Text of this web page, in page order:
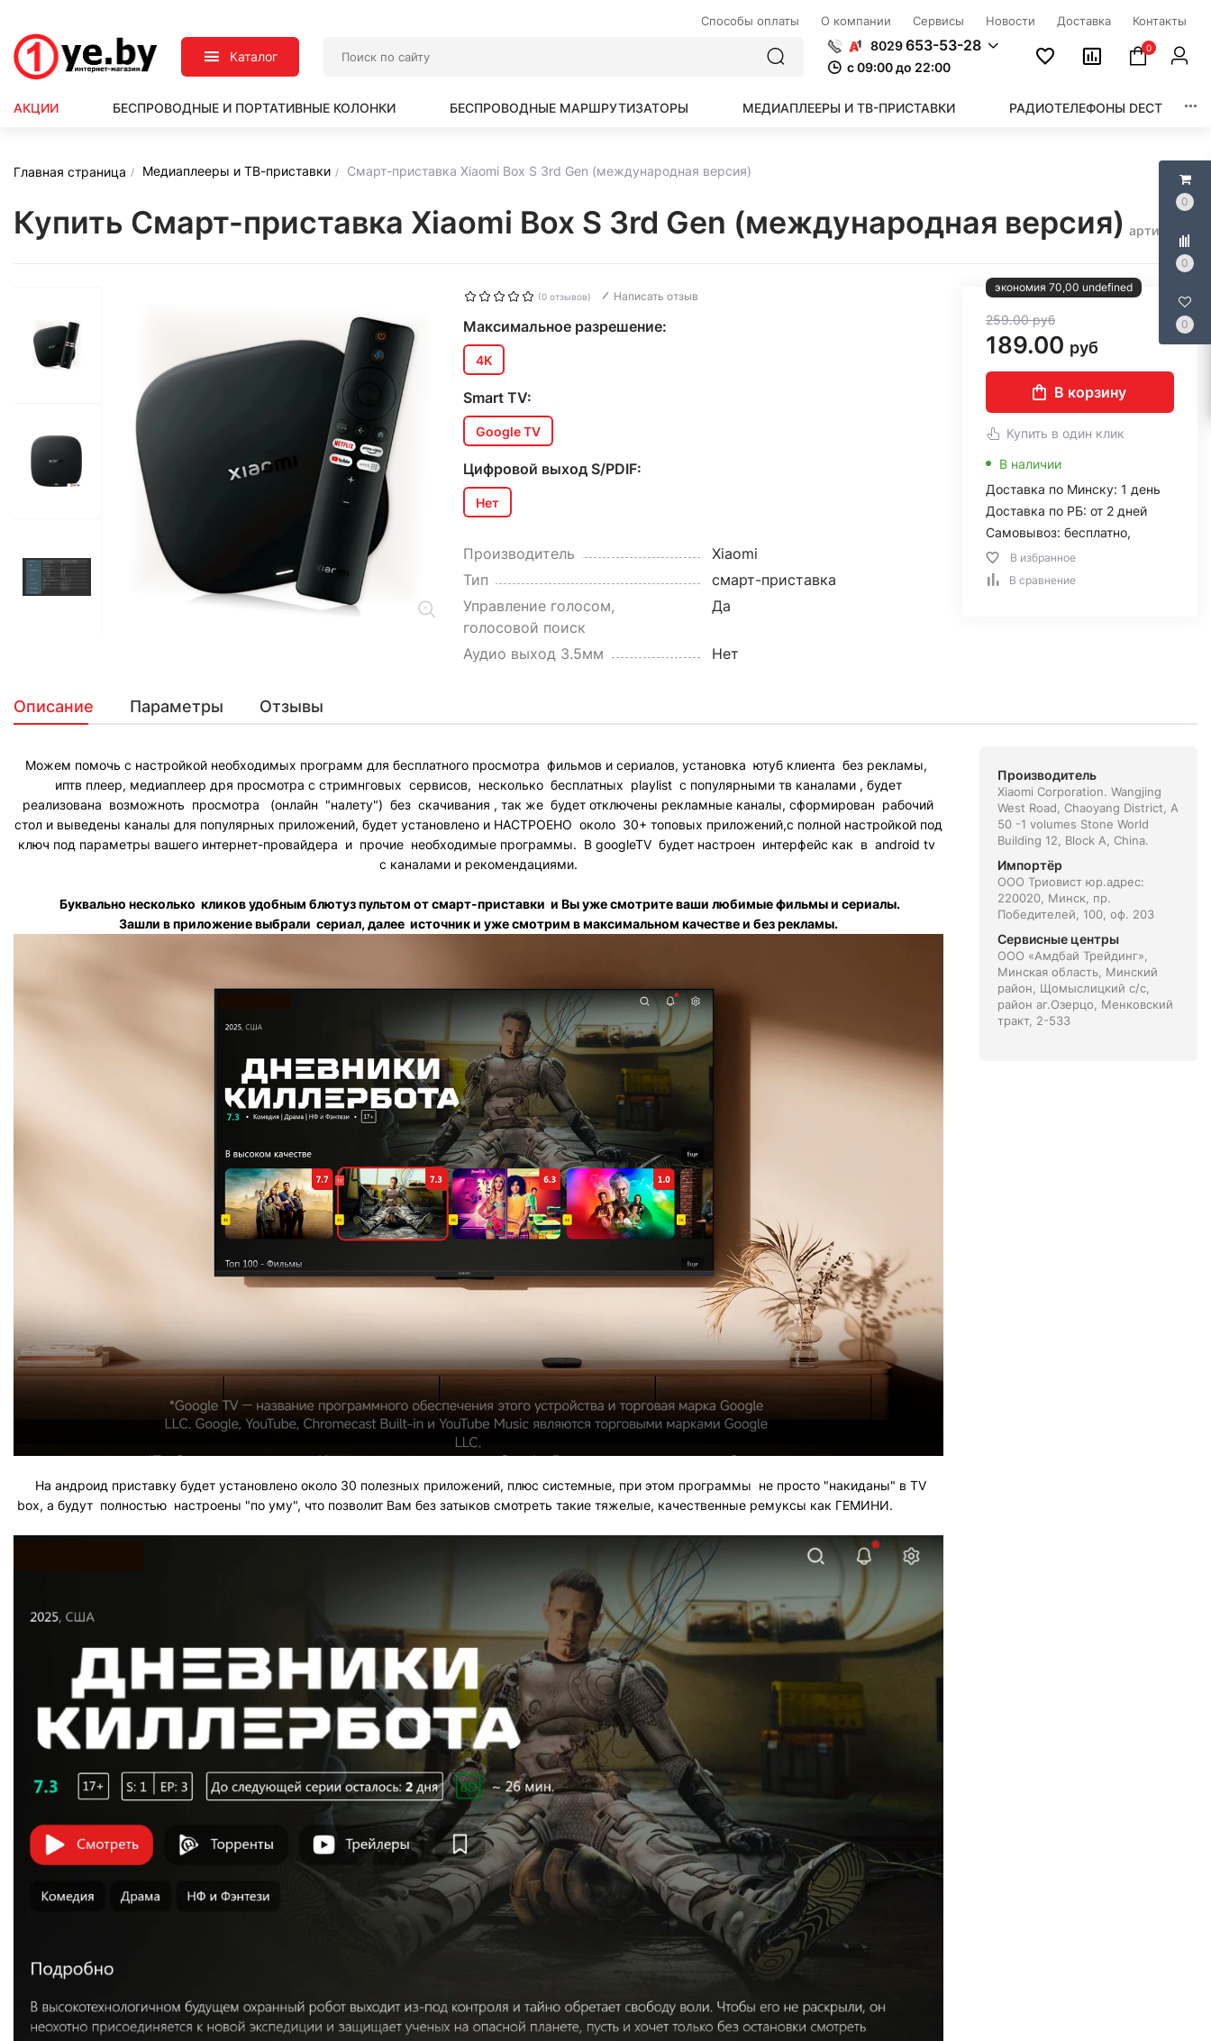
0
0
0
Способы оплаты О компании Сервисы Новости Доставка Контакты
Каталог
8029653-53-28
c 09:00 до 22:00
0
АКЦИИ БЕСПРОВОДНЫЕ И ПОРТАТИВНЫЕ КОЛОНКИ БЕСПРОВОДНЫЕ МАРШРУТИЗАТОРЫ МЕДИАПЛЕЕРЫ И ТВ-ПРИСТАВКИ РАДИОТЕЛЕФОНЫ DECT
Главная страница Медиаплееры и ТВ-приставки Смарт-приставка Xiaomi Box S 3rd Gen (международная версия)
Купить Смарт-приставка Xiaomi Box S 3rd Gen (международная версия) артикул:
(0 отзывов) Написать отзыв
Максимальное разрешение:
4K
Smart TV:
Google TV
Цифровой выход S/PDIF:
Нет
Производитель
Xiaomi
Тип
смарт-приставка
Управление голосом,
голосовой поиск
Да
Аудио выход 3.5мм Нет
экономия 70,00 undefined
259.00руб
189.00 руб
В корзину
Купить в один клик
В наличии
Доставка по Минску: 1 день
Доставка по РБ: от 2 дней
Самовывоз: бесплатно,
В избранное
В сравнение
Описание Параметры Отзывы
Можем помочь с настройкой необходимых программ для бесплатного просмотра фильмов и сериалов, установка ютуб клиента без рекламы,
иптв плеер, медиаплеер дря просмотра с стримнговых сервисов, несколько бесплатных playlist с популярными тв каналами , будет
реализована возможноть просмотра (онлайн "налету") без скачивания , так же будет отключены рекламные каналы, сформирован рабочий
стол и выведены каналы для популярных приложений, будет установлено и НАСТРОЕНО около 30+ топовых приложений,с полной настройкой под
ключ под параметры вашего интернет-провайдера и прочие необходимые программы. В googleTV будет настроен интерфейс как в android tv
с каналами и рекомендациями.
Буквально несколько кликов удобным блютуз пультом от смарт-приставки и Вы уже смотрите ваши любимые фильмы и сериалы.
Зашли в приложение выбрали сериал, далее источник и уже смотрим в максимальном качестве и без рекламы.
На андроид приставку будет установлено около 30 полезных приложений, плюс системные, при этом программы не просто "накиданы" в TV
box, а будут полностью настроены "по уму", что позволит Вам без затыков смотреть такие тяжелые, качественные ремуксы как ГЕМИНИ.
Производитель
Xiaomi Corporation. Wangjing
West Road, Chaoyang District, A
50 -1 volumes Stone World
Building 12, Block A, China.
Импортёр
ООО Триовист юр.адрес:
220020, Минск, пр.
Победителей, 100, оф. 203
Сервисные центры
ООО «Амдбай Трейдинг»,
Минская область, Минский
район, Щомыслицкий с/с,
район аг.Озерцо, Менковский
тракт, 2-533